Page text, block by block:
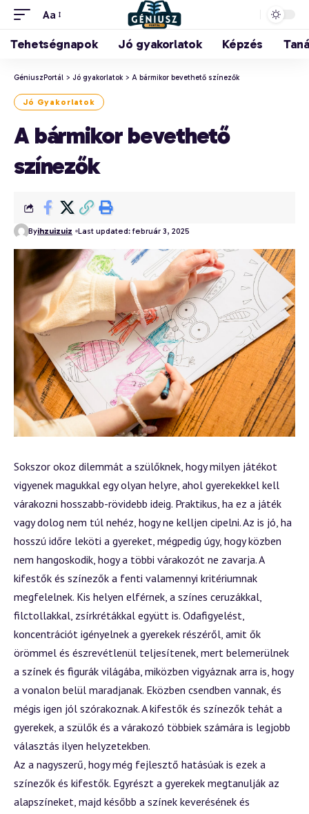
Aa
Tehetségnapok Jó gyakorlatok Képzés
GéniuszPortál > Jó gyakorlatok > A bármikor bevethető színezők
Jó Gyakorlatok
A bármikor bevethető
színezők
Byihzuizuiz Last updated: február 3, 2025
Sokszor okoz dilemmát a szülőknek, hogy milyen játékot
vigyenek magukkal egy olyan helyre, ahol gyerekekkel kell
várakozni hosszabb-rövidebb ideig. Praktikus, ha ez a játék
vagy dolog nem túl nehéz, hogy ne kelljen cipelni. Az is jó, ha
hosszú időre leköti a gyereket, mégpedig úgy, hogy közben
nem hangoskodik, hogy a többi várakozót ne zavarja. A
kifestők és színezők a fenti valamennyi kritériumnak
megfelelnek. Kis helyen elférnek, a színes ceruzákkal,
filctollakkal, zsírkrétákkal együtt is. Odafigyelést,
koncentrációt igényelnek a gyerekek részéről, amit ők
örömmel és észrevétlenül teljesítenek, mert belemerülnek
a színek és figurák világába, miközben vigyáznak arra is, hogy
a vonalon belül maradjanak. Eközben csendben vannak, és
mégis igen jól szórakoznak. A kifestők és színezők tehát a
gyerekek, a szülők és a várakozó többiek számára is legjobb
választás ilyen helyzetekben.
Az a nagyszerű, hogy még fejlesztő hatásúak is ezek a
színezők és kifestők. Egyrészt a gyerekek megtanulják az
alapszíneket, majd később a színek keverésének és